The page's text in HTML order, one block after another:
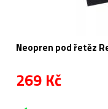
Neopren pod řetěz
269 Kč